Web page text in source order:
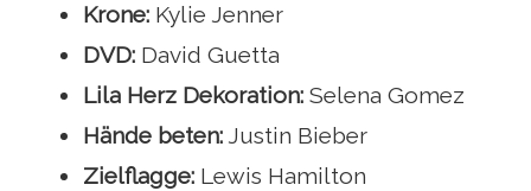
Krone: Kylie Jenner
DVD: David Guetta
Lila Herz Dekoration: Selena Gomez
Hände beten: Justin Bieber
Zielflagge: Lewis Hamilton